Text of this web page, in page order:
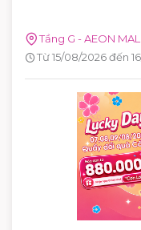
Tầng G - AEON
Từ 15/08/2026 đến